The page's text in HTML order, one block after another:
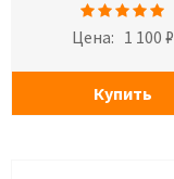
Цена: 1 100 ₽
Купить